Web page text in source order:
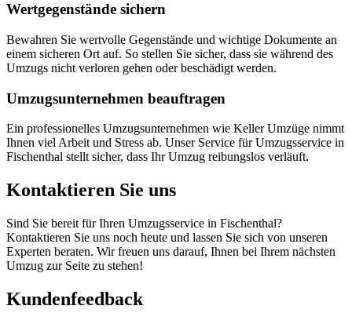
Wertgegenstände sichern
Bewahren Sie wertvolle Gegenstände und wichtige Dokumente an
einem sicheren Ort auf. So stellen Sie sicher, dass sie während des
Umzugs nicht verloren gehen oder beschädigt werden.
Umzugsunternehmen beauftragen
Ein professionelles Umzugsunternehmen wie Keller Umzüge nimmt
Ihnen viel Arbeit und Stress ab. Unser Service für Umzugsservice in
Fischenthal stellt sicher, dass Ihr Umzug reibungslos verläuft.
Kontaktieren Sie uns
Sind Sie bereit für Ihren Umzugsservice in Fischenthal?
Kontaktieren Sie uns noch heute und lassen Sie sich von unseren
Experten beraten. Wir freuen uns darauf, Ihnen bei Ihrem nächsten
Umzug zur Seite zu stehen!
Kundenfeedback